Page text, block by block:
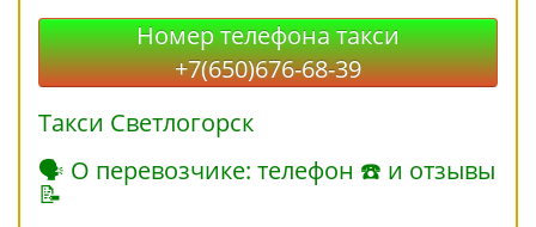
Номер телефона такси
+7(650)676-68-39
Такси Светлогорск
🗣 О перевозчике: телефон ☎ и отзывы
📝